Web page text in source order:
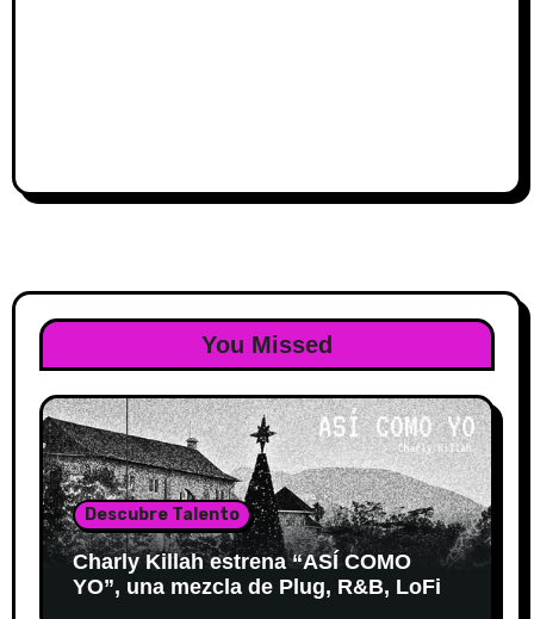
You Missed
Descubre Talento
Charly Killah estrena “ASÍ COMO
YO”, una mezcla de Plug, R&B, LoFi